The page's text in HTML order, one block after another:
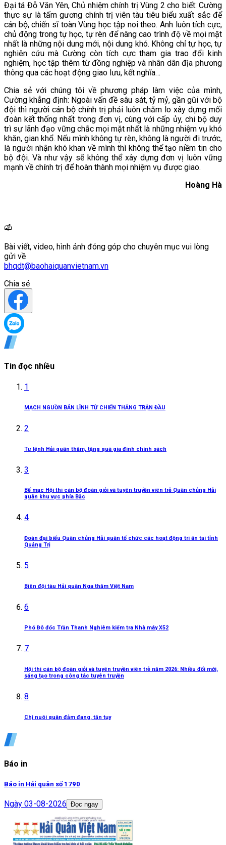
Đại tá Đỗ Văn Yên, Chủ nhiệm chính trị Vùng 2 cho biết: Cường
thực sự là tấm gương chính trị viên tàu tiêu biểu xuất sắc để
cán bộ, chiến sĩ toàn Vùng học tập noi theo. Anh luôn tích cực,
chủ động trong tự học, tự rèn để nâng cao trình độ về mọi mặt
nhất là những nội dung mới, nội dung khó. Không chỉ tự học, tự
nghiên cứu mà Cường còn tích cực tham gia trao đổi kinh
nghiệm, học tập thêm từ đồng nghiệp và nhân dân địa phương
thông qua các hoạt động giao lưu, kết nghĩa…
Chia sẻ với chúng tôi về phương pháp làm việc của mình,
Cường khẳng định: Ngoài vấn đề sâu sát, tỷ mỷ, gần gũi với bộ
đội thì người cán bộ chính trị phải luôn chăm lo xây dựng mối
đoàn kết thống nhất trong đơn vị, cùng với cấp ủy, chi bộ duy
trì sự lãnh đạo vững chắc mọi mặt nhất là những nhiệm vụ khó
khăn, gian khổ. Nếu mình không tự rèn, không là người đi trước,
là người nhận khó khan về mình thì không thể tạo niềm tin cho
bộ đội. Và như vậy sẽ không thể xây dựng đơn vị luôn vững
mạnh về chính trị để hoàn thành mọi nhiệm vụ được giao.
Hoàng Hà
Bài viết, video, hình ảnh đóng góp cho chuyên mục vui lòng
gửi về
bhqdt@baohaiquanvietnam.vn
Chia sẻ
Tin đọc nhiều
1
MẠCH NGUỒN BẢN LĨNH TỪ CHIẾN THẮNG TRẬN ĐẦU
2
Tư lệnh Hải quân thăm, tặng quà gia đình chính sách
3
Bế mạc Hội thi cán bộ đoàn giỏi và tuyên truyền viên trẻ Quân chủng Hải
quân khu vực phía Bắc
4
Đoàn đại biểu Quân chủng Hải quân tổ chức các hoạt động tri ân tại tỉnh
Quảng Trị
5
Biên đội tàu Hải quân Nga thăm Việt Nam
6
Phó Đô đốc Trần Thanh Nghiêm kiểm tra Nhà máy X52
7
Hội thi cán bộ đoàn giỏi và tuyên truyền viên trẻ năm 2026: Nhiều đổi mới,
sáng tạo trong công tác tuyên truyền
8
Chị nuôi quân đảm đang, tận tụy
Báo in
Báo in Hải quân số 1790
Ngày 03-08-2026 Đọc ngay